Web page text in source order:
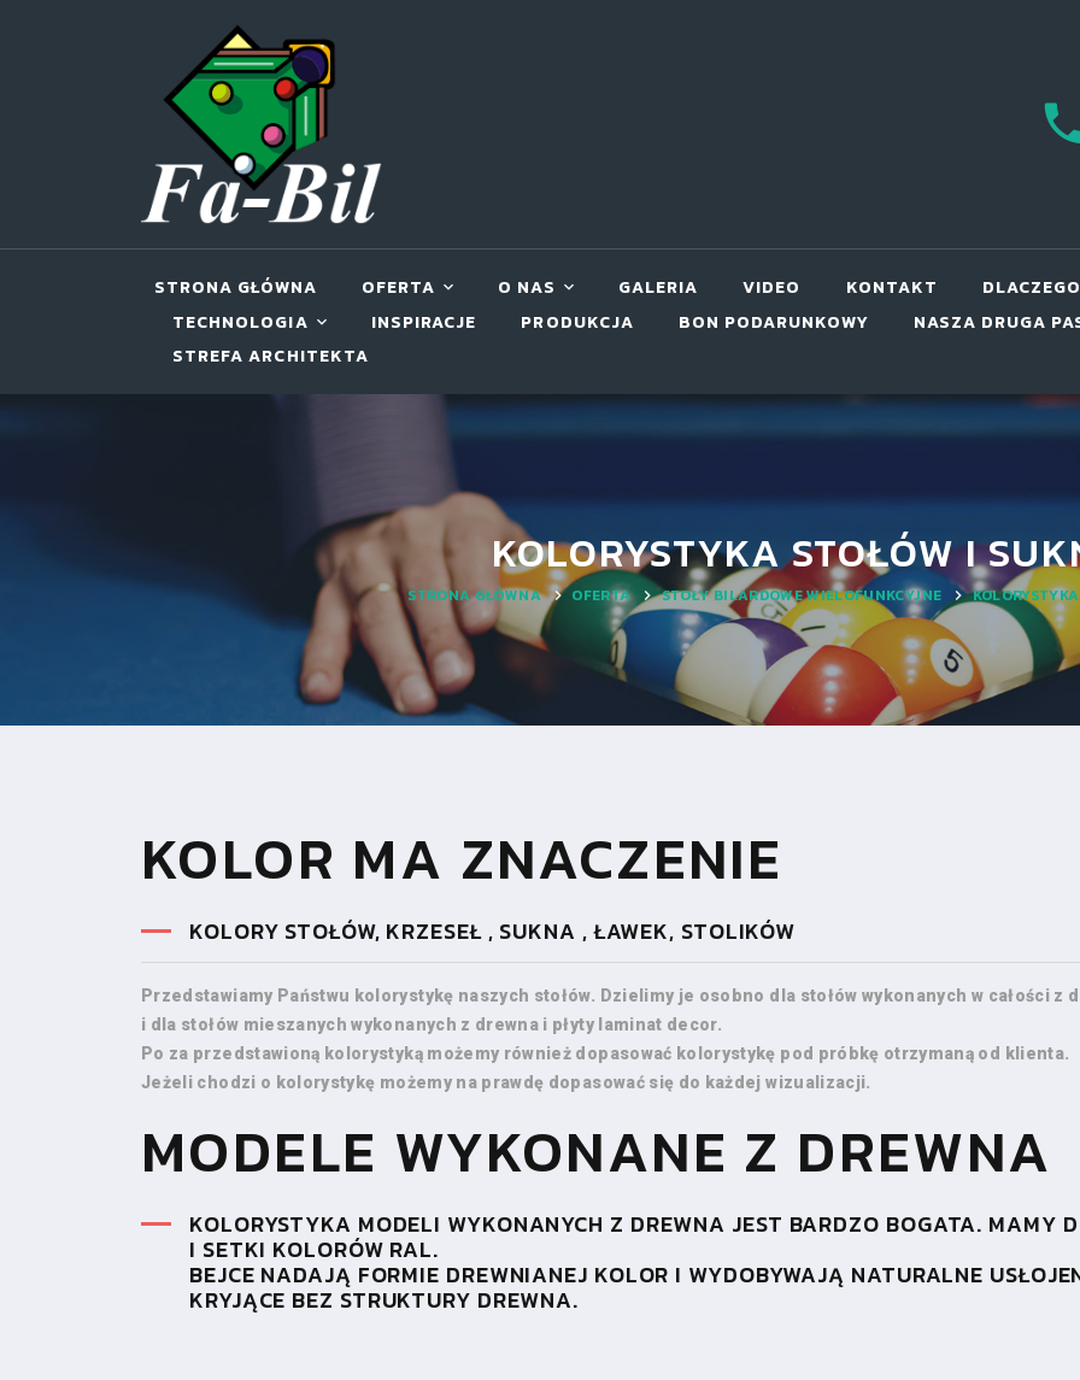
STRONA GŁÓWNA OFERTA O NAS GALERIA VIDEO KONTAKT
TECHNOLOGIA
INSPIRACJE PRODUKCJA BON PODARUNKOWY
NASZA DRUGA
STREFA ARCHITEKTA
KOLORYSTYKA STOŁÓW I
STRONA GŁÓWNA OFERTA STOŁY BILARDOWE WIELOFUNKCYJNE
KOLOR MA ZNACZENIE
KOLORY STOŁÓW, KRZESEŁ , SUKNA , ŁAWEK, STOLIKÓW
Przedstawiamy Państwu kolorystykę naszych stołów. Dzielimy je osobno dla stołów wykonanych w całości z
i dla stołów mieszanych wykonanych z drewna i płyty laminat decor.
Po za przedstawioną kolorystyką możemy również dopasować kolorystykę pod próbkę otrzymaną od klienta.
Jeżeli chodzi o kolorystykę możemy na prawdę dopasować się do każdej wizualizacji.
MODELE WYKONANE Z DREWNA
KOLORYSTYKA MODELI WYKONANYCH Z DREWNA JEST BARDZO BOGATA. MAMY
I SETKI KOLORÓW RAL.
BEJCE NADAJĄ FORMIE DREWNIANEJ KOLOR I WYDOBYWAJĄ NATURALNE
KRYJĄCE BEZ STRUKTURY DREWNA.